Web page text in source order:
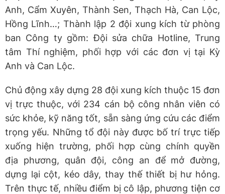
Anh, Cẩm Xuyên, Thành Sen, Thạch Hà, Can Lộc,
Hồng Lĩnh…; Thành lập 2 đội xung kích từ phòng
ban Công ty gồm: Đội sửa chữa Hotline, Trung
tâm Thí nghiệm, phối hợp với các đơn vị tại Kỳ
Anh và Can Lộc.
Chủ động xây dựng 28 đội xung kích thuộc 15 đơn
vị trực thuộc, với 234 cán bộ công nhân viên có
sức khỏe, kỹ năng tốt, sẵn sàng ứng cứu các điểm
trọng yếu. Những tổ đội này được bố trí trực tiếp
xuống hiện trường, phối hợp cùng chính quyền
địa phương, quân đội, công an để mở đường,
dựng lại cột, kéo dây, thay thế thiết bị hư hỏng.
Trên thực tế, nhiều điểm bị cô lập, phương tiện cơ